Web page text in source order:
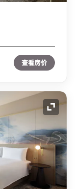
查看房价
展开